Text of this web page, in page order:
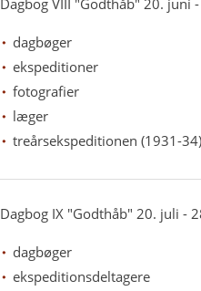
Dagbog VIII "Godthåb" 20.
dagbøger
ekspeditioner
fotografier
læger
treårsekspeditionen (1931-34)
Dagbog IX "Godthåb" 20. juli -
dagbøger
ekspeditionsdeltagere